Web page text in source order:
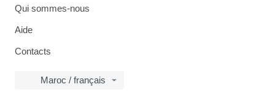
Qui sommes-nous
Aide
Contacts
Maroc / français